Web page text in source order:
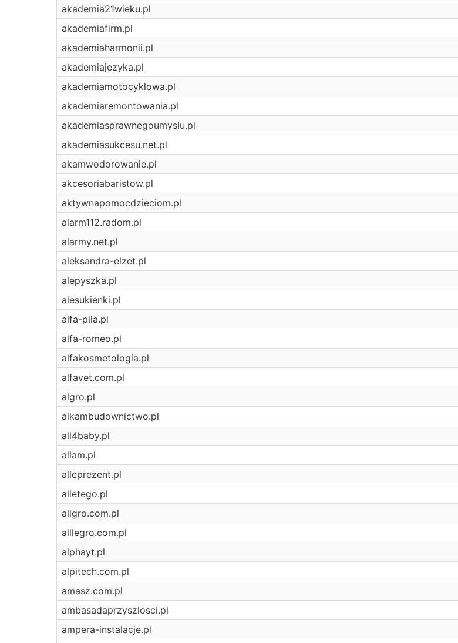
akademia21wieku.pl
akademiafirm.pl
akademiaharmonii.pl
akademiajezyka.pl
akademiamotocyklowa.pl
akademiaremontowania.pl
akademiasprawnegoumyslu.pl
akademiasukcesu.net.pl
akamwodorowanie.pl
akcesoriabaristow.pl
aktywnapomocdzieciom.pl
alarm112.radom.pl
alarmy.net.pl
aleksandra-elzet.pl
alepyszka.pl
alesukienki.pl
alfa-pila.pl
alfa-romeo.pl
alfakosmetologia.pl
alfavet.com.pl
algro.pl
alkambudownictwo.pl
all4baby.pl
allam.pl
alleprezent.pl
alletego.pl
allgro.com.pl
alllegro.com.pl
alphayt.pl
alpitech.com.pl
amasz.com.pl
ambasadaprzyszlosci.pl
ampera-instalacje.pl